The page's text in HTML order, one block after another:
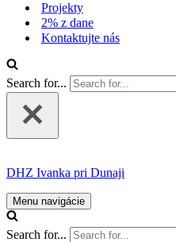
Projekty
2% z dane
Kontaktujte nás
Search for...
DHZ Ivanka pri Dunaji
Menu navigácie
Search for...